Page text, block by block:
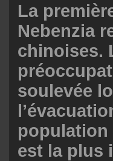
La
Nebenzia
chinoises.
soulevée
population
est la plus